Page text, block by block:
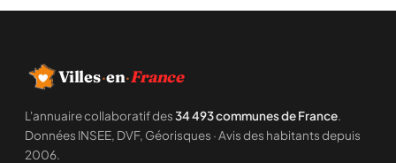
Villes·en·France
L'annuaire collaboratif des34 493 communes de France.
Données INSEE, DVF, Géorisques · Avis des habitants depuis
2006.